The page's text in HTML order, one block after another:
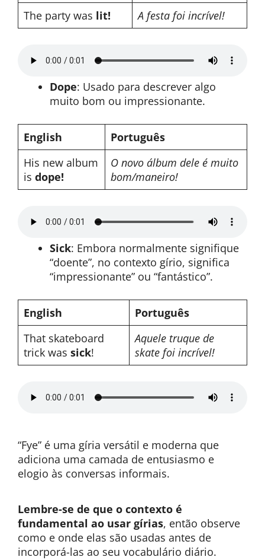
The party was lit! A festa foi incrível!
Dope: Usado para descrever algo
muito bom ou impressionante.
English
Português
His new album
is dope!
O novo álbum dele é muito
bom/maneiro!
Sick: Embora normalmente signifique
“doente”, no contexto gírio, significa
“impressionante” ou “fantástico”.
English
Português
That skateboard
trick was sick!
Aquele truque de
skate foi incrível!
“Fye” é uma gíria versátil e moderna que
adiciona uma camada de entusiasmo e
elogio às conversas informais.
Lembre-se de que o contexto é
fundamental ao usar gírias, então observe
como e onde elas são usadas antes de
incorporá-las ao seu vocabulário diário.